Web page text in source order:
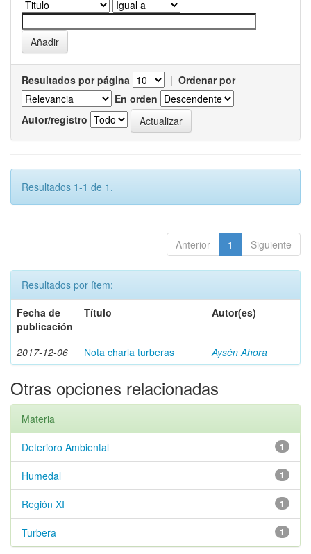
Resultados por página | Ordenar por
En orden
Autor/registro
Resultados 1-1 de 1.
Anterior 1 Siguiente
Resultados por ítem:
Fecha de
publicación
Título Autor(es)
2017-12-06 Nota charla turberas Aysén Ahora
Otras opciones relacionadas
Materia
1
Deterioro Ambiental
1
Humedal
1
Región XI
1
Turbera